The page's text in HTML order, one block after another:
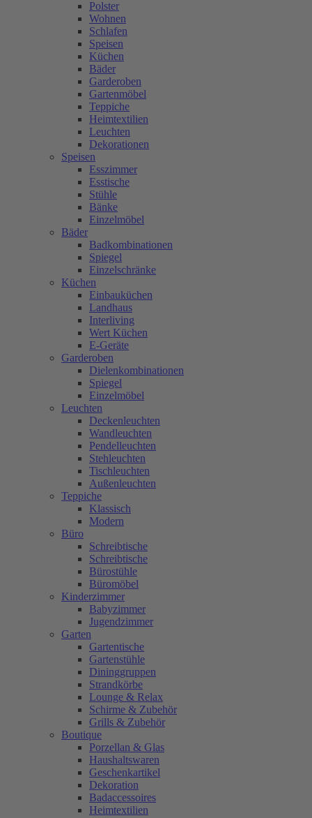
Polster
Wohnen
Schlafen
Speisen
Küchen
Bäder
Garderoben
Gartenmöbel
Teppiche
Heimtextilien
Leuchten
Dekorationen
Speisen
Esszimmer
Esstische
Stühle
Bänke
Einzelmöbel
Bäder
Badkombinationen
Spiegel
Einzelschränke
Küchen
Einbauküchen
Landhaus
Interliving
Wert Küchen
E-Geräte
Garderoben
Dielenkombinationen
Spiegel
Einzelmöbel
Leuchten
Deckenleuchten
Wandleuchten
Pendelleuchten
Stehleuchten
Tischleuchten
Außenleuchten
Teppiche
Klassisch
Modern
Büro
Schreibtische
Schreibtische
Bürostühle
Büromöbel
Kinderzimmer
Babyzimmer
Jugendzimmer
Garten
Gartentische
Gartenstühle
Dininggruppen
Strandkörbe
Lounge & Relax
Schirme & Zubehör
Grills & Zubehör
Boutique
Porzellan & Glas
Haushaltswaren
Geschenkartikel
Dekoration
Badaccessoires
Heimtextilien